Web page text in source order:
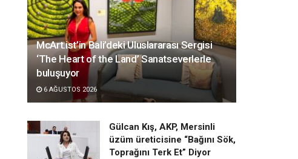
McArt.ist’in Bali’deki Uluslararası Sergisi
‘The Heart of the Land’ Sanatseverlerle
buluşuyor
6 AĞUSTOS 2026
Gülcan Kış, AKP, Mersinli
üzüm üreticisine “Bağını Sök,
Toprağını Terk Et” Diyor